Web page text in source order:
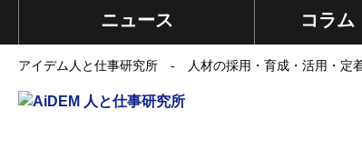
ニュース コラム
アイデム人と仕事研究所 - 人材の採用・育成・活用・定